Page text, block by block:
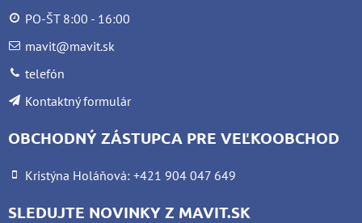
PO-ŠT 8:00 - 16:00
mavit@mavit.sk
telefón
Kontaktný formulár
OBCHODNÝ ZÁSTUPCA PRE VEĽKOOBCHOD
Kristýna Holáňová: +421 904 047 649
SLEDUJTE NOVINKY Z MAVIT.SK